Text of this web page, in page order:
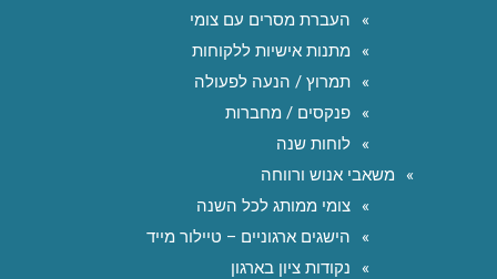
העברת מסרים עם צומי
מתנות אישיות ללקוחות
תמרוץ / הנעה לפעולה
פנקסים / מחברות
לוחות שנה
משאבי אנוש ורווחה
צומי ממותג לכל השנה
הישגים ארגוניים – טיילור מייד
נקודות ציון בארגון